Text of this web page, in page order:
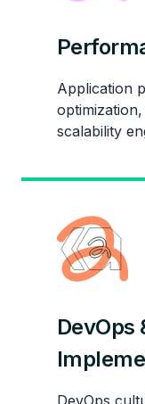
Application
scalability
DevOps
DevOps